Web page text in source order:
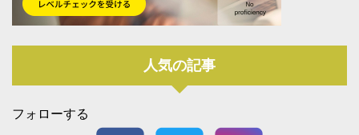
人気の記事
フォローする